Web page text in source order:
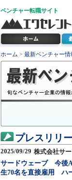
ベンチャー転職サイト
ホーム > 最新ベンチャー情
プレスリリ
2025/09/29 株式会社サ
サードウェーブ 今後
生70名を直接雇用 ハ